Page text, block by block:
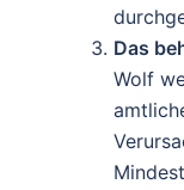
Das
Wolf